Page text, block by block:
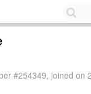
#254349, joined on